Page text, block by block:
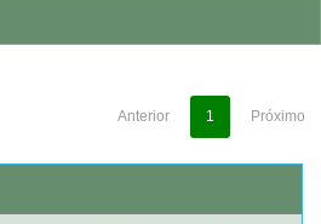
Anterior 1 Próximo